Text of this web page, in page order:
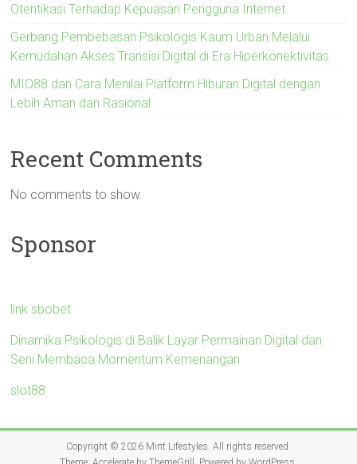
Otentikasi Terhadap Kepuasan Pengguna Internet
Gerbang Pembebasan Psikologis Kaum Urban Melalui
Kemudahan Akses Transisi Digital di Era Hiperkonektivitas
MIO88 dan Cara Menilai Platform Hiburan Digital dengan
Lebih Aman dan Rasional
Recent Comments
No comments to show.
Sponsor
link sbobet
Dinamika Psikologis di Balik Layar Permainan Digital dan
Seni Membaca Momentum Kemenangan
slot88
Copyright © 2026 Mint Lifestyles . All rights reserved.